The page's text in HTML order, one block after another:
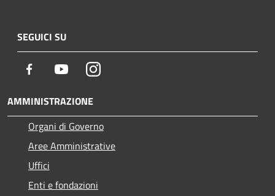
SEGUICI SU
Facebook YoutubeInstagram
AMMINISTRAZIONE
Organi di Governo
Aree Amministrative
Uffici
Enti e fondazioni